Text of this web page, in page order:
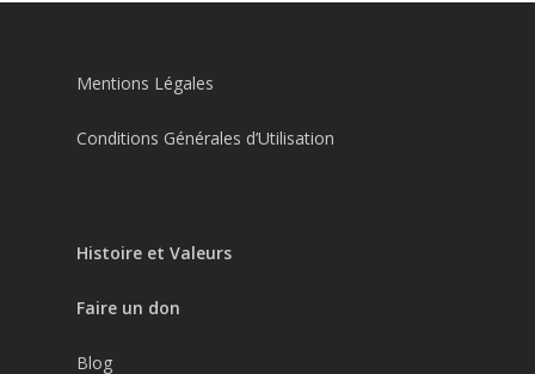
Mentions Légales
Conditions Générales d’Utilisation
Histoire et Valeurs
Faire un don
Blog